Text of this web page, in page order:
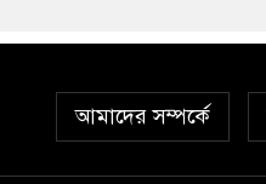
আমাদের সম্পর্কে